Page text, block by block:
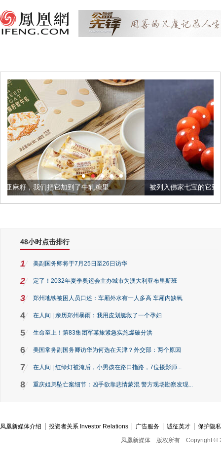
了牛轧糖里 被列入佛家七宝的它到底有多美？
48小时点击排行
1 美副国务卿将于7月25日至26日访华
2 定了！2032年夏季奥运会主办城市为澳大利亚布里斯班
3 郑州地铁被困人员口述：车厢外水有一人多高 车厢内缺氧
4 在人间 | 亲历郑州暴雨：我用皮划艇救了一个孕妇
5 生命至上！第83集团军某旅紧急实施爆破分洪
6 美国常务副国务卿访华为何选在天津？外交部：两个原因
7 在人间 | 红绿灯被淹后，小男孩在路口指路，7位摄影师...
8 重庆姐弟坠亡案细节：凶手欲靠悲情蒙混 警方现场勘察发现...
凤凰新媒体介绍 投资者关系 Investor Relations 广告服务 诚征英才
保护隐
凤凰新媒体
版权所有 Copyright ©